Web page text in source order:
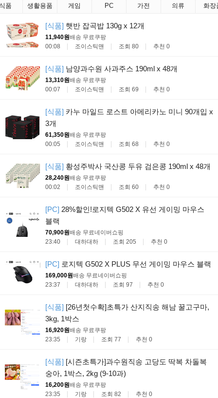
품 생활용품 게임 PC 가전 의류 화장
[식품] 햇반 잡곡밥 130g x 12개
11,940원배송 무료쿠팡
00:08
조이스틱맨 조회 80 추천 0
[식품] 남양과수원 사과주스 190ml x 48개
13,310원배송 무료쿠팡
00:07
조이스틱맨 조회 69 추천 0
[식품] 카누 마일드 로스트 아메리카노 미니 90개입 x
3개
61,350원배송 무료쿠팡
00:05
조이스틱맨 조회 68 추천 0
[식품] 황성주박사 국산콩 두유 검은콩 190ml x 48개
28,240원배송 무료쿠팡
00:02
조이스틱맨 조회 60 추천 0
[PC] 28%할인!로지텍 G502 X 유선 게이밍 마우스
블랙
70,900원배송 무료네이버쇼핑
23:40
대하대하 조회 205 추천 0
[PC] 로지텍 G502 X PLUS 무선 게이밍 마우스 블랙
169,000원배송 무료네이버쇼핑
23:37
대하대하 조회 97 추천 0
[식품] [26년첫수확]초특가 산지직송 해남 꿀고구마,
3kg, 1박스
16,920원배송 무료쿠팡
23:35
기랑 조회 77 추천 0
[식품] [시즌초특가]과수원직송 고당도 딱복 차돌복
숭아, 1박스, 2kg (9-10과)
16,200원배송 무료쿠팡
23:35
기랑 조회 82 추천 0